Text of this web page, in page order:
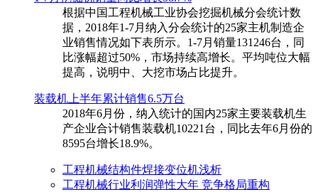
根据中国工程机械工业协会挖掘机械分会统计数
据，2018年1-7月纳入分会统计的25家主机制造企
业销售情况如下表所示。1-7月销量131246台，同
比涨幅超过50%，市场持续高增长。平均吨位大幅
提高，说明中、大挖市场占比提升。
装载机上半年累计销售6.5万台
​2018年6月份，纳入统计的国内25家主要装载机生
产企业合计销售装载机10221台，同比去年6月份的
8595台增长18.9%。
工程机械结构件焊接变位机浅析
工程机械行业利润弹性大年 竞争格局重构